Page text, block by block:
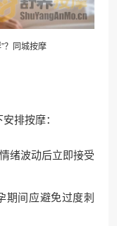
？同城按摩
排按摩：
绪波动后立即接受
期间应避免过度刺